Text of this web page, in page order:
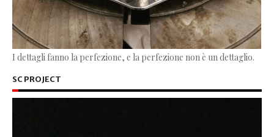
I dettagli fanno la perfezione, e la perfezione non è un dettaglio.
SC PROJECT